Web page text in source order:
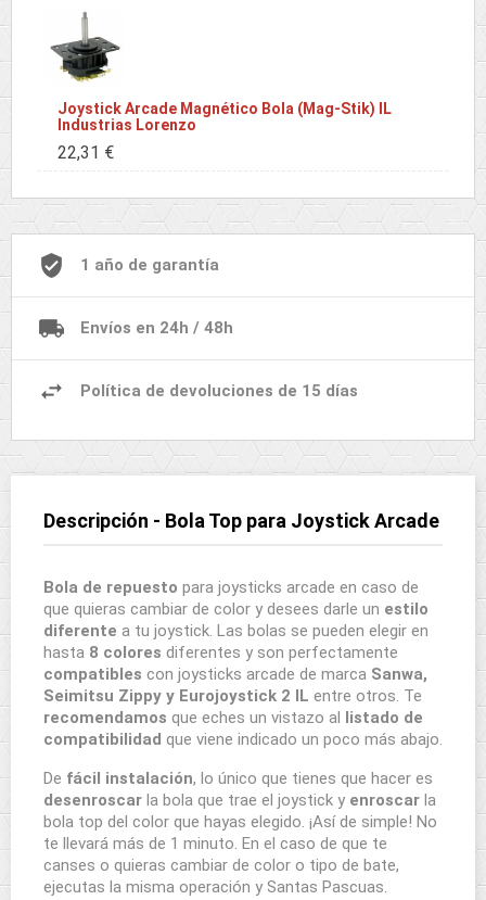
Joystick Arcade Magnético Bola (Mag-Stik) IL
Industrias Lorenzo
22,31 €
1 año de garantía
Envíos en 24h / 48h
Política de devoluciones de 15 días
Descripción - Bola Top para Joystick Arcade
Bola de repuesto para joysticks arcade en caso de
que quieras cambiar de color y desees darle un estilo
diferente a tu joystick. Las bolas se pueden elegir en
hasta 8 colores diferentes y son perfectamente
compatibles con joysticks arcade de marca Sanwa,
Seimitsu Zippy y Eurojoystick 2 IL entre otros. Te
recomendamos que eches un vistazo al listado de
compatibilidad que viene indicado un poco más abajo.
De fácil instalación, lo único que tienes que hacer es
desenroscar la bola que trae el joystick y enroscar la
bola top del color que hayas elegido. ¡Así de simple! No
te llevará más de 1 minuto. En el caso de que te
canses o quieras cambiar de color o tipo de bate,
ejecutas la misma operación y Santas Pascuas.